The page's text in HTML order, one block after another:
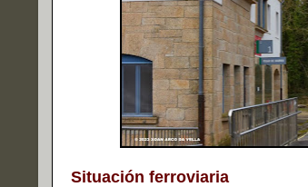
Situación ferroviaria